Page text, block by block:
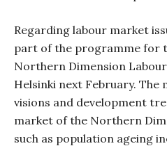
Regarding labour market
part of the programme for
Northern Dimension
Helsinki next February. The
visions and development
market of the Northern
such as population ageing